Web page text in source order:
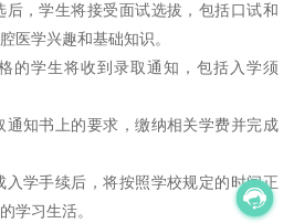
，学生将接受面试选拔，包括口试和
医学兴趣和基础知识。
的学生将收到录取通知，包括入学须
通知书上的要求，缴纳相关学费并完成
学手续后，将按照学校规定的时间正
学习生活。